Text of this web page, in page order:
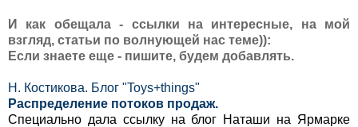
И как обещала - ссылки на интересные, на мой
взгляд, статьи по волнующей нас теме)):
Если знаете еще - пишите, будем добавлять.
Н. Костикова. Блог "Toys+things"
Распределение потоков продаж.
Специально дала ссылку на блог Наташи на Ярмарке